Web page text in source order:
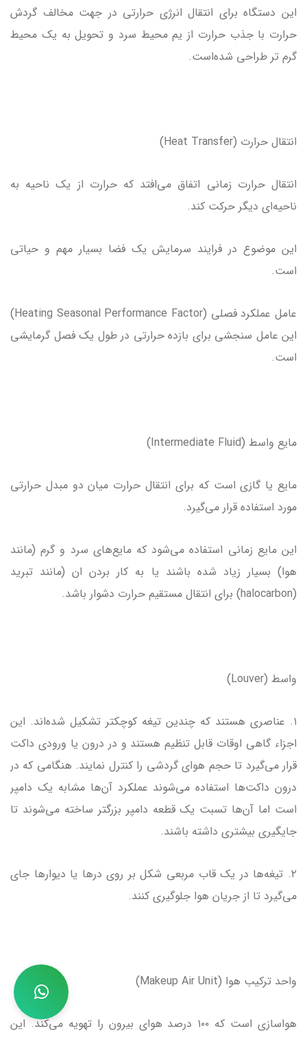
این دستگاه برای انتقال انرژی حرارتی در جهت مخالف گردش
حرارت با جذب حرارت از یم محیط سرد و تحویل به یک محیط
گرم تر طراحی شده‌است.
انتقال حرارت (Heat Transfer)
انتقال حرارت زمانی اتفاق می‌افتد که حرارت از یک ناحیه به
ناحیه‌ای دیگر حرکت کند.
این موضوع در فرایند سرمایش یک فضا بسیار مهم و حیاتی
است.
عامل عملکرد فصلی (Heating Seasonal Performance Factor)
این عامل سنجشی برای بازده حرارتی در طول یک فصل گرمایشی
است.
مایع واسط (Intermediate Fluid)
مایع یا گازی است که برای انتقال حرارت میان دو مبدل حرارتی
مورد استفاده قرار می‌گیرد.
این مایع زمانی استفاده می‌شود که مایع‌های سرد و گرم (مانند
هوا) بسیار زیاد شده باشند یا به کار بردن ان (مانند تبرید
(halocarbon) برای انتقال مستقیم حرارت دشوار باشد.
واسط (Louver)
۱. عناصری هستند که چندین تیغه کوچکتر تشکیل شده‌اند. این
اجزاء گاهی اوقات قابل تنظیم هستند و در درون یا ورودی داکت
قرار می‌گیرد تا حجم هوای گردشی را کنترل نمایند. هنگامی که در
درون داکت‌ها استفاده می‌شوند عملکرد آن‌ها مشابه یک دامپر
است اما آن‌ها تسبت یک قطعه دامپر بزرگتر ساخته می‌شوند تا
جایگیری بیشتری داشته باشند.
۲. تیغه‌ها در یک قاب مربعی شکل بر روی درها یا دیوارها جای
می‌گیرد تا از جریان هوا جلوگیری کنند.
واحد ترکیب هوا (Makeup Air Unit)
هواسازی است که ۱۰۰ درصد هوای بیرون را تهویه می‌کند. این